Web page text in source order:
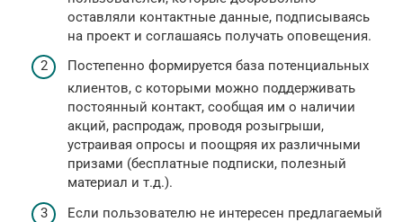
оставляли контактные данные, подписываясь
на проект и соглашаясь получать оповещения.
Постепенно формируется база потенциальных
клиентов, с которыми можно поддерживать
постоянный контакт, сообщая им о наличии
акций, распродаж, проводя розыгрыши,
устраивая опросы и поощряя их различными
призами (бесплатные подписки, полезный
материал и т.д.).
Если пользователю не интересен предлагаемый